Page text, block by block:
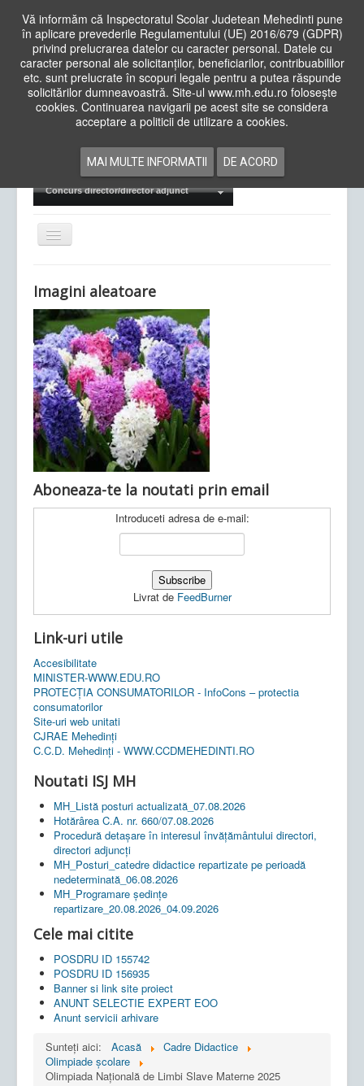
Vă informăm că Inspectoratul Scolar Judetean Mehedinti pune
în aplicare prevederile Regulamentului (UE) 2016/679 (GDPR)
privind prelucrarea datelor cu caracter personal. Datele cu
caracter personal ale solicitanților, beneficiarilor, contribuabililor
etc. sunt prelucrate în scopuri legale pentru a putea răspunde
solicitărilor dumneavoastră. Site-ul www.mh.edu.ro folosește
cookies. Continuarea navigarii pe acest site se considera
acceptare a politicii de utilizare a cookies.
MAI MULTE INFORMATII DE ACORD
Cauta
in
siteAcasa Cadre Didactice
Examene Naționale
Concurs director/director adjunct
Comută
navigarea
Ultimele articole: Vi, 04.11.2022 -
Județean Mehedinți
Imagini aleatoare
Aboneaza-te la noutati prin email
Introduceti adresa de e-mail:
Livrat de FeedBurner
Link-uri utile
Accesibilitate
MINISTER-WWW.EDU.RO
PROTECȚIA CONSUMATORILOR - InfoCons – protectia
consumatorilor
Site-uri web unitati
CJRAE Mehedinți
C.C.D. Mehedinţi - WWW.CCDMEHEDINTI.RO
Noutati ISJ MH
MH_Listă posturi actualizată_07.08.2026
Hotărârea C.A. nr. 660/07.08.2026
Procedură detașare în interesul învățământului directori,
directori adjuncți
MH_Posturi_catedre didactice repartizate pe perioadă
nedeterminată_06.08.2026
MH_Programare ședințe
repartizare_20.08.2026_04.09.2026
Cele mai citite
POSDRU ID 155742
POSDRU ID 156935
Banner si link site proiect
ANUNT SELECTIE EXPERT EOO
Anunt servicii arhivare
Sunteți aici:
Acasă
Cadre Didactice
Olimpiade școlare
Olimpiada Națională de Limbi Slave Materne 2025